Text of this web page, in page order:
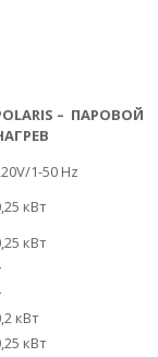
– ПАРОВОЙ
1-50 Hz
кВт
кВт
кВт
кВт